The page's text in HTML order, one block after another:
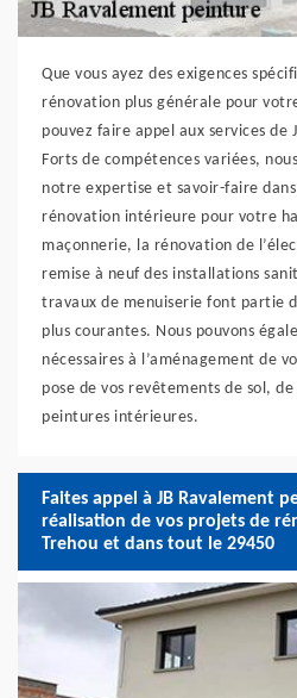
Que vous ayez des exigences
rénovation plus générale pour
pouvez faire appel aux services de
Forts de compétences variées,
notre expertise et savoir-faire
rénovation intérieure pour votre
maçonnerie, la rénovation de
remise à neuf des installations
travaux de menuiserie font partie
plus courantes. Nous pouvons
nécessaires à l’aménagement de
pose de vos revêtements de sol,
peintures intérieures.
Faites appel à JB Ravalement
réalisation de vos projets de
Trehou et dans tout le 29450